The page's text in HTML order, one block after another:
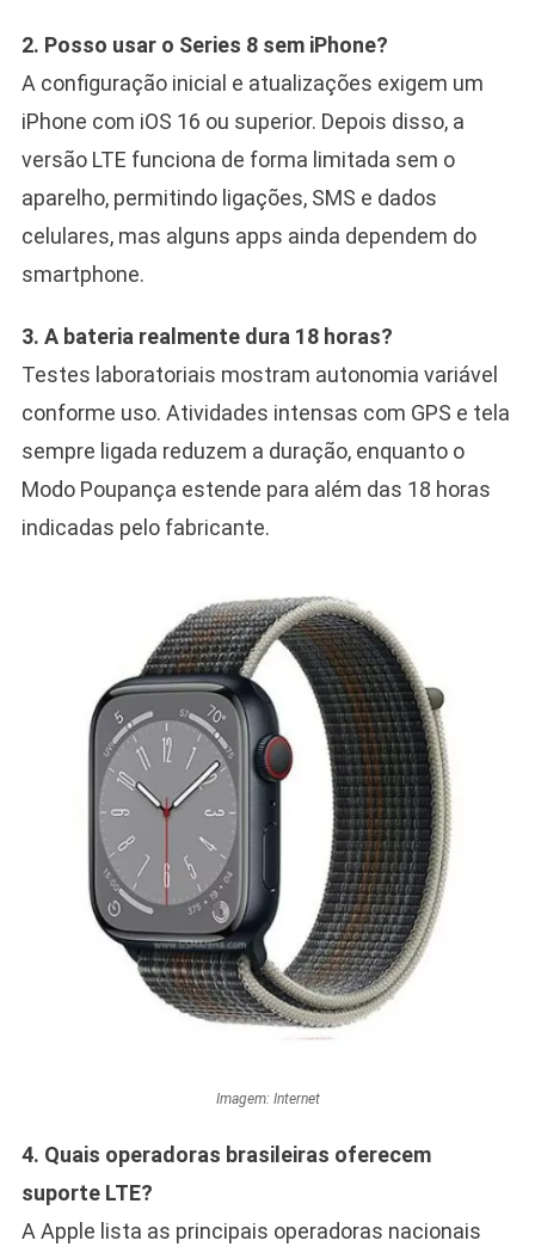
2. Posso usar o Series 8 sem iPhone?
A configuração inicial e atualizações exigem um
iPhone com iOS 16 ou superior. Depois disso, a
versão LTE funciona de forma limitada sem o
aparelho, permitindo ligações, SMS e dados
celulares, mas alguns apps ainda dependem do
smartphone.
3. A bateria realmente dura 18 horas?
Testes laboratoriais mostram autonomia variável
conforme uso. Atividades intensas com GPS e tela
sempre ligada reduzem a duração, enquanto o
Modo Poupança estende para além das 18 horas
indicadas pelo fabricante.
Imagem: Internet
4. Quais operadoras brasileiras oferecem
suporte LTE?
A Apple lista as principais operadoras nacionais